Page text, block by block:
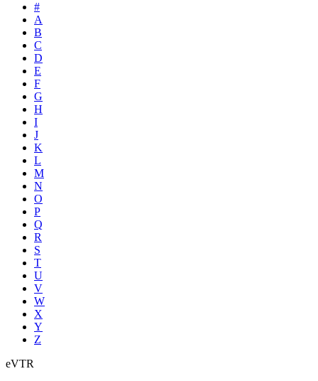
#
A
B
C
D
E
F
G
H
I
J
K
L
M
N
O
P
Q
R
S
T
U
V
W
X
Y
Z
eVTR